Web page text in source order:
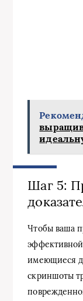
Шаг 5:
Чтобы ваша
имеющиеся
скриншоты